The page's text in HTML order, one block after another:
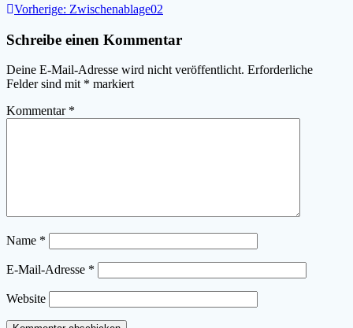
Beitragsnavigation
Vorherige: Vorheriger
Zwischenablage02
Schreibe einen Kommentar
Deine E-Mail-Adresse wird nicht veröffentlicht. Erforderliche
Felder sind mit * markiert
Kommentar *
Name *
E-Mail-Adresse *
Website